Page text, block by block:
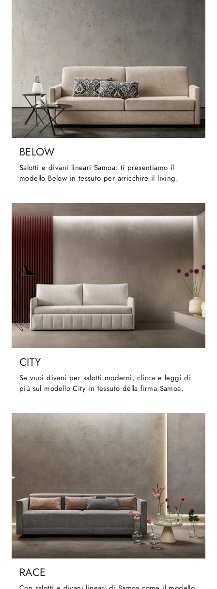
BELOW
Salotti e divani lineari Samoa: ti presentiamo il
modello Below in tessuto per arricchire il living.
CITY
Se vuoi divani per salotti moderni, clicca e leggi di
più sul modello City in tessuto della firma Samoa.
RACE